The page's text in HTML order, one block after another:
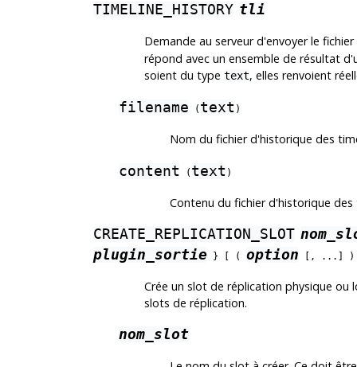
TIMELINE_HISTORY tli
Demande au serveur d'envoyer le
répond avec un ensemble de résultat
soient du type text, elles renvoient
filename ( text )
Nom du fichier d'historique des
content ( text )
Contenu du fichier d'historique des
CREATE_REPLICATION_SLOT
plugin_sortie} [ ( option [, ...]
Crée un slot de réplication physique ou
slots de réplication.
nom_slot